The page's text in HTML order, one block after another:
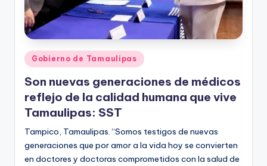
Publicado
en
Gobierno de Tamaulipas
Son nuevas generaciones de médicos
reflejo de la calidad humana que vive
Tamaulipas: SST
Tampico, Tamaulipas. “Somos testigos de nuevas
generaciones que por amor a la vida hoy se convierten
en doctores y doctoras comprometidos con la salud de